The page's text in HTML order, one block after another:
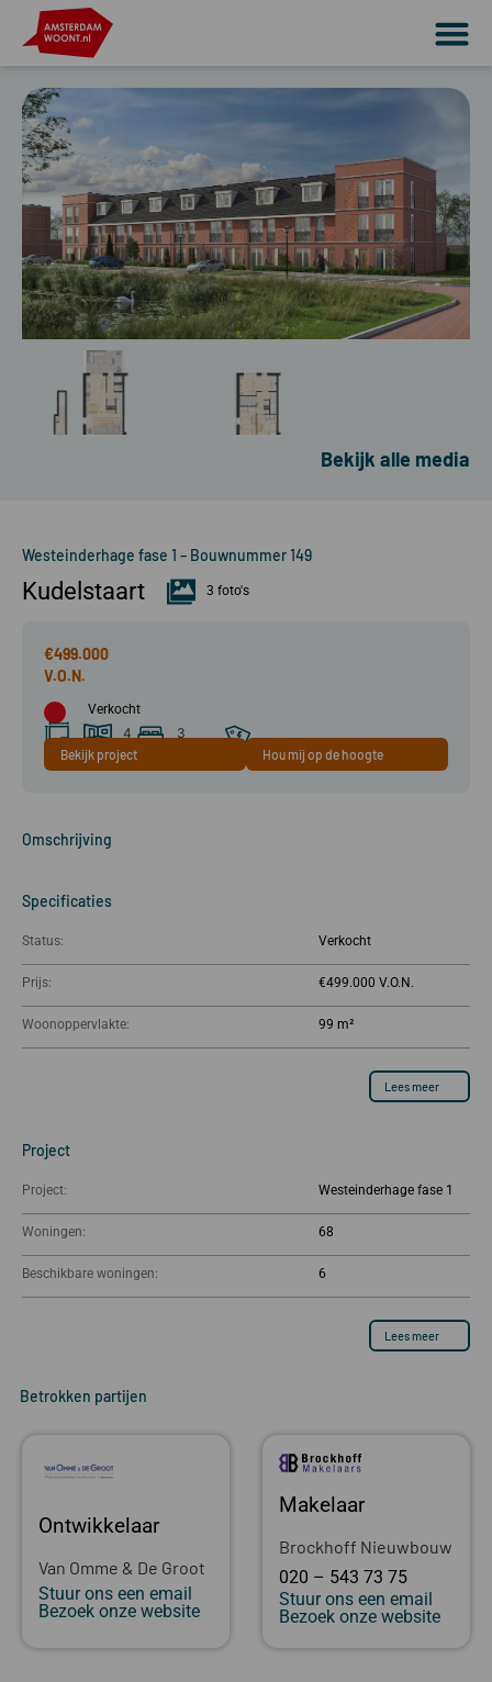
Bekijk alle media
Westeinderhage fase 1 – Bouwnummer 149
Kudelstaart 3 foto's
€499.000
Verkocht
99 m²
4
kamer(s)
3
Bekijk project Hou mij op de hoogte
Omschrijving
Specificaties
Status: Verkocht
Prijs: €499.000
Woonoppervlakte: 99 m²
Lees meer
Project
Project: Westeinderhage fase 1
Woningen: 68
Beschikbare woningen: 6
Lees meer
Betrokken partijen
Ontwikkelaar
Van Omme & De Groot
Stuur ons een email
Bezoek onze website
Makelaar
Brockhoff Nieuwbouw
020 – 543 73 75
Stuur ons een email
Bezoek onze website